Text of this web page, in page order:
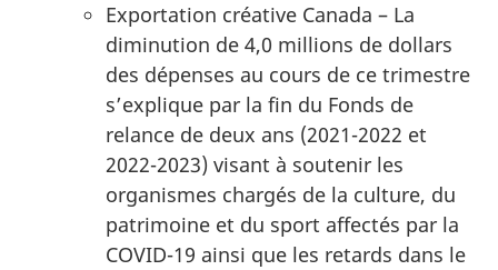
Exportation créative Canada – La
diminution de 4,0 millions de dollars
des dépenses au cours de ce trimestre
s’explique par la fin du Fonds de
relance de deux ans (2021-2022 et
2022-2023) visant à soutenir les
organismes chargés de la culture, du
patrimoine et du sport affectés par la
COVID-19 ainsi que les retards dans le